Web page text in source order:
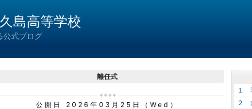
島高等学校
公式ブログ
離任式
公開日 2026年03月25日（Wed）
１
２